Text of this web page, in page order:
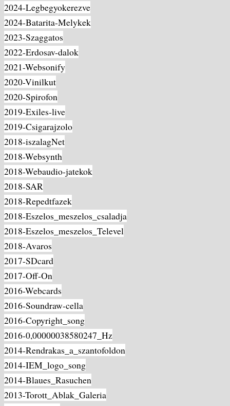
2024-Legbegyokerezve
2024-Batarita-Melykek
2023-Szaggatos
2022-Erdosav-dalok
2021-Websonify
2020-Vinilkut
2020-Spirofon
2019-Exiles-live
2019-Csigarajzolo
2018-iszalagNet
2018-Websynth
2018-Webaudio-jatekok
2018-SAR
2018-Repedtfazek
2018-Eszelos_meszelos_csaladja
2018-Eszelos_meszelos_Televel
2018-Avaros
2017-SDcard
2017-Off-On
2016-Webcards
2016-Soundraw-cella
2016-Copyright_song
2016-0,00000038580247_Hz
2014-Rendrakas_a_szantofoldon
2014-IEM_logo_song
2014-Blaues_Rasuchen
2013-Torott_Ablak_Galeria